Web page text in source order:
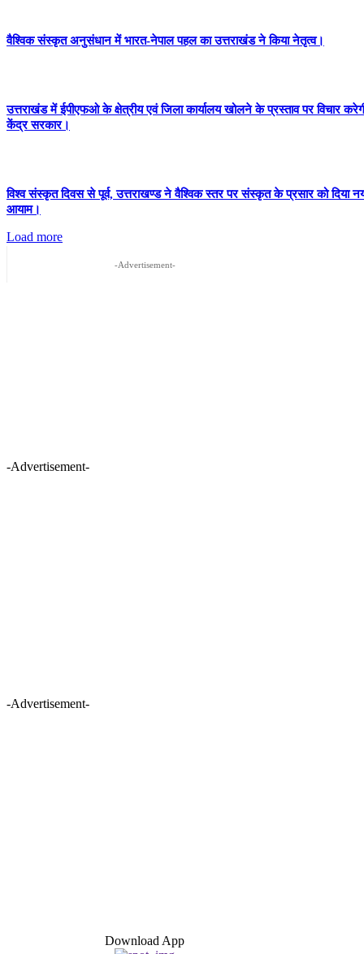
वैश्विक संस्कृत अनुसंधान में भारत-नेपाल पहल का उत्तराखंड ने किया नेतृत्व।
उत्तराखंड में ईपीएफओ के क्षेत्रीय एवं जिला कार्यालय खोलने के प्रस्ताव पर विचार
केंद्र सरकार।
विश्व संस्कृत दिवस से पूर्व, उत्तराखण्ड ने वैश्विक स्तर पर संस्कृत के प्रसार को दिया
आयाम।
Load more
-Advertisement-
-Advertisement-
-Advertisement-
Download App